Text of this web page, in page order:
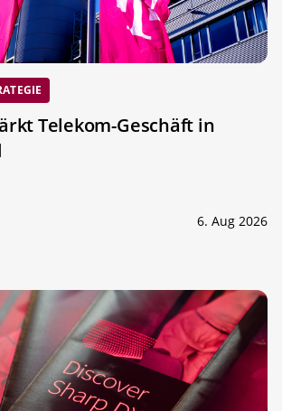
Telekom-Geschäft in
6. Aug 2026